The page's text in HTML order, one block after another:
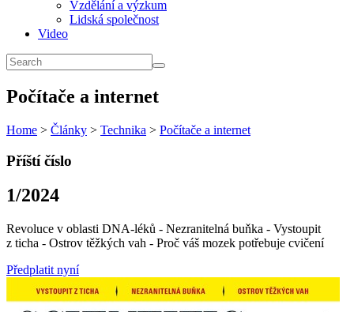
Vzdělání a výzkum
Lidská společnost
Video
Počítače a internet
Home > Články > Technika > Počítače a internet
Příští číslo
1/2024
Revoluce v oblasti DNA-léků - Nezranitelná buňka - Vystoupit
z ticha - Ostrov těžkých vah - Proč váš mozek potřebuje cvičení
Předplatit nyní